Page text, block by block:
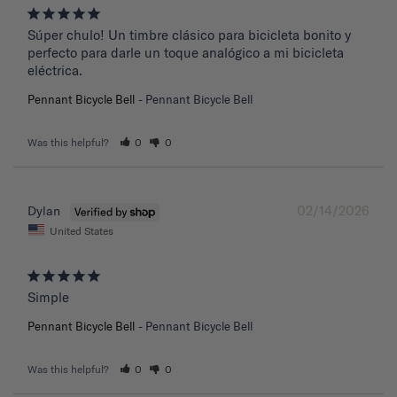
Súper chulo! Un timbre clásico para bicicleta bonito y
perfecto para darle un toque analógico a mi bicicleta
eléctrica.
Pennant Bicycle Bell Pennant Bicycle Bell
Was this helpful? 0 0
02/14/2026
Dylan
United States
Simple
Pennant Bicycle Bell Pennant Bicycle Bell
Was this helpful? 0 0